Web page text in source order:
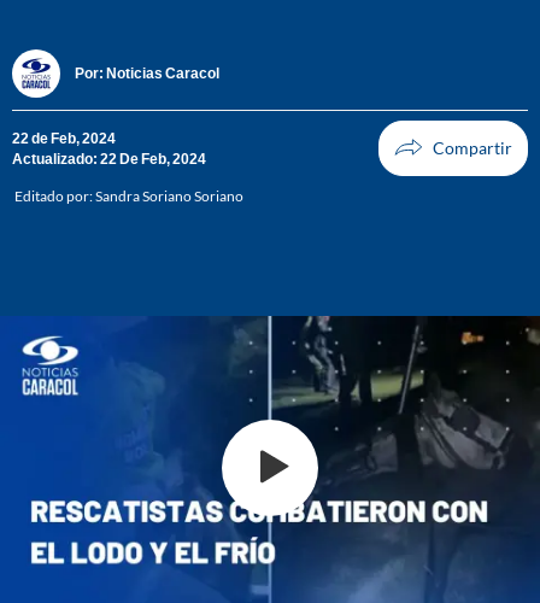
Por: Noticias Caracol
22 de Feb, 2024
Actualizado: 22 De Feb, 2024
Editado por:Sandra Soriano Soriano